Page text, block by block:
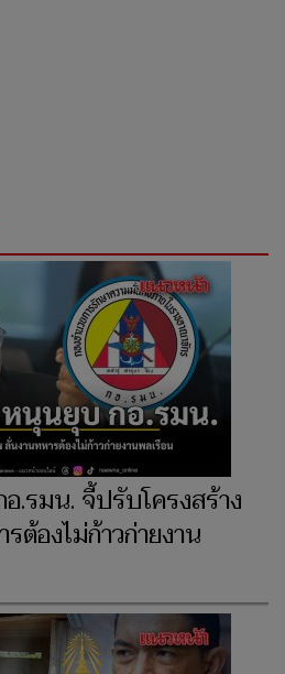
รมน. จี้ปรับโครงสร้าง
องไม่ก้าวก่ายงาน